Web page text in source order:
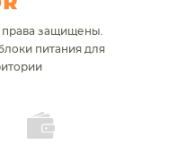
права защищены.
питания для